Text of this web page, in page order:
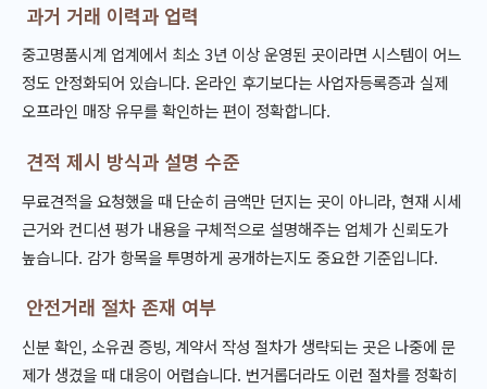
과거 거래 이력과 업력
중고명품시계 업계에서 최소 3년 이상 운영된 곳이라면 시스템이 어느
정도 안정화되어 있습니다. 온라인 후기보다는 사업자등록증과 실제
오프라인 매장 유무를 확인하는 편이 정확합니다.
견적 제시 방식과 설명 수준
무료견적을 요청했을 때 단순히 금액만 던지는 곳이 아니라, 현재 시세
근거와 컨디션 평가 내용을 구체적으로 설명해주는 업체가 신뢰도가
높습니다. 감가 항목을 투명하게 공개하는지도 중요한 기준입니다.
안전거래 절차 존재 여부
신분 확인, 소유권 증빙, 계약서 작성 절차가 생략되는 곳은 나중에 문
제가 생겼을 때 대응이 어렵습니다. 번거롭더라도 이런 절차를 정확히